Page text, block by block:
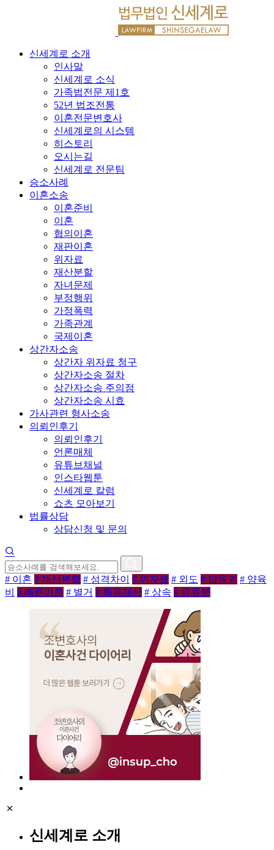
신세계로 소개
인사말
신세계로 소식
가족법전문 제1호
52년 법조전통
이혼전문변호사
신세계로의 시스템
히스토리
오시는길
신세계로 전문팀
승소사례
이혼소송
이혼준비
이혼
협의이혼
재판이혼
위자료
재산분할
자녀문제
부정행위
가정폭력
가족관계
국제이혼
상간자소송
상간자 위자료 청구
상간자소송 절차
상간자소송 주의점
상간자소송 시효
가사관련 형사소송
의뢰인후기
의뢰인후기
언론매체
유튜브채널
인스타웹툰
신세계로 칼럼
쇼츠 모아보기
법률상담
상담신청 및 문의
# 이혼 # 재산분할 # 성격차이 # 위자료 # 외도 # 양육권 # 양육
비
# 빠른이혼 # 별거 # 특유재산 # 상속 # 유류분
신세계로 소개